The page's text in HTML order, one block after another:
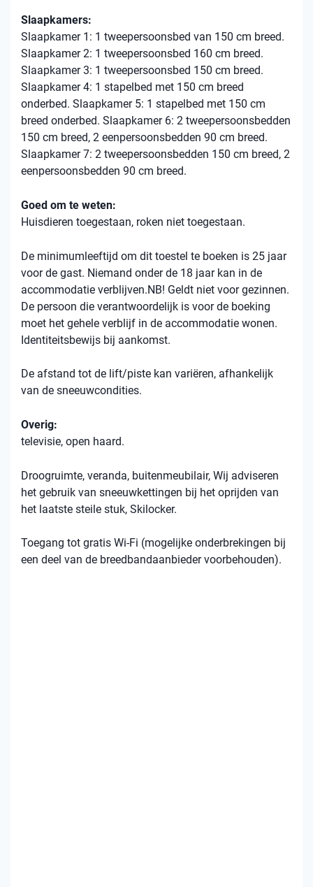
Slaapkamers:
Slaapkamer 1: 1 tweepersoonsbed van 150 cm breed.
Slaapkamer 2: 1 tweepersoonsbed 160 cm breed.
Slaapkamer 3: 1 tweepersoonsbed 150 cm breed.
Slaapkamer 4: 1 stapelbed met 150 cm breed
onderbed. Slaapkamer 5: 1 stapelbed met 150 cm
breed onderbed. Slaapkamer 6: 2 tweepersoonsbedden
150 cm breed, 2 eenpersoonsbedden 90 cm breed.
Slaapkamer 7: 2 tweepersoonsbedden 150 cm breed, 2
eenpersoonsbedden 90 cm breed.
Goed om te weten:
Huisdieren toegestaan, roken niet toegestaan.
De minimumleeftijd om dit toestel te boeken is 25 jaar
voor de gast. Niemand onder de 18 jaar kan in de
accommodatie verblijven.NB! Geldt niet voor gezinnen.
De persoon die verantwoordelijk is voor de boeking
moet het gehele verblijf in de accommodatie wonen.
Identiteitsbewijs bij aankomst.
De afstand tot de lift/piste kan variëren, afhankelijk
van de sneeuwcondities.
Overig:
televisie, open haard.
Droogruimte, veranda, buitenmeubilair, Wij adviseren
het gebruik van sneeuwkettingen bij het oprijden van
het laatste steile stuk, Skilocker.
Toegang tot gratis Wi-Fi (mogelijke onderbrekingen bij
een deel van de breedbandaanbieder voorbehouden).